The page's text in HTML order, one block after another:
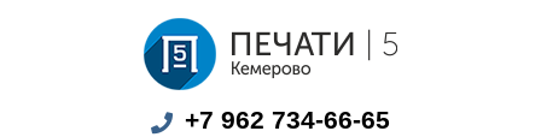
+7 962 734-66-65